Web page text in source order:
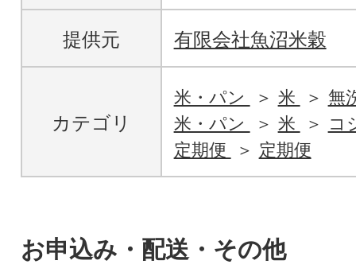
提供元 有限会社魚沼米穀
カテゴリ
米・パン 米
無
米・パン
米
コ
定期便
定期便
お申込み・配送・その他